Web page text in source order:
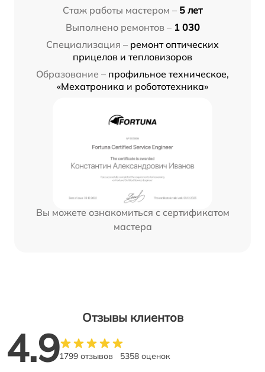
Стаж работы мастером – 5 лет
Выполнено ремонтов – 1 030
Специализация – ремонт оптических
прицелов и тепловизоров
Образование – профильное техническое,
«Мехатроника и робототехника»
Вы можете ознакомиться с сертификатом
мастера
Отзывы клиентов
4.91799 отзывов 5358 оценок